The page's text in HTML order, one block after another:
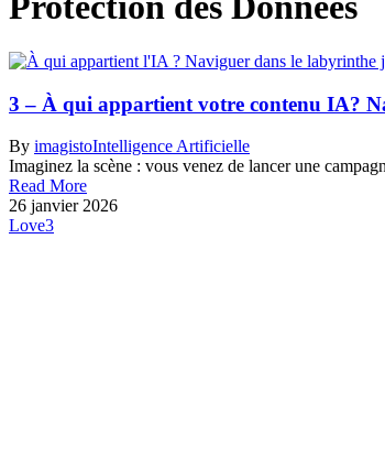
3 – À qui appartient votre contenu IA?
By imagistoIntelligence Artificielle
Imaginez la scène : vous venez de lancer une
Read More
26 janvier 2026
Love3